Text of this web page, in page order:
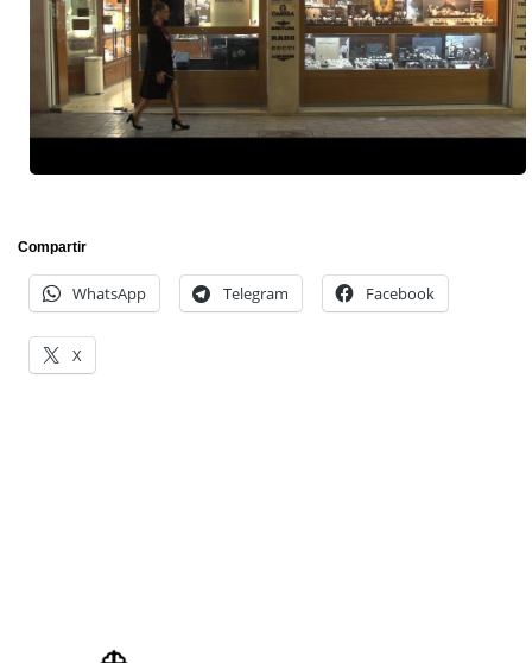
Compartir
WhatsApp Telegram Facebook
X